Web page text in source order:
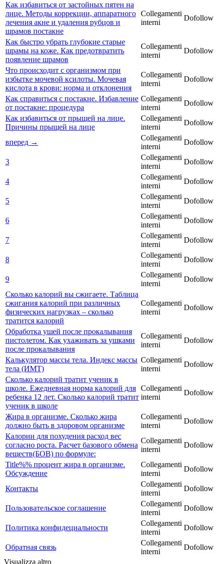
Как избавиться от застойных пятен на
лице. Методы коррекции, аппаратного
лечения акне и удаления рубцов и
шрамов постакне
Collegamenti
interni
Dofollow
Как быстро убрать глубокие старые
шрамы на коже. Как предотвратить
появление шрамов
Collegamenti
interni
Dofollow
Что происходит с организмом при
избытке мочевой ксилоты. Мочевая
кислота в крови: норма и отклонения
Collegamenti
interni
Dofollow
Как справиться с постакне. Избавление
от постакне: процедура
Collegamenti
interni
Dofollow
Как избавиться от прыщей на лице.
Причины прыщей на лице
Collegamenti
interni
Dofollow
вперед →
Collegamenti
interni
Dofollow
3
Collegamenti
interni
Dofollow
4
Collegamenti
interni
Dofollow
5
Collegamenti
interni
Dofollow
6
Collegamenti
interni
Dofollow
7
Collegamenti
interni
Dofollow
8
Collegamenti
interni
Dofollow
9
Collegamenti
interni
Dofollow
Сколько калорий вы сжигаете. Таблица
сжигания калорий при различных
физических нагрузках – сколько
тратится калорий
Collegamenti
interni
Dofollow
Обработка ушей после прокалывания
пистолетом. Как ухаживать за ушками
после прокалывания
Collegamenti
interni
Dofollow
Калькулятор массы тела. Индекс массы
тела (ИМТ)
Collegamenti
interni
Dofollow
Сколько калорий тратит ученик в
школе. Ежедневная норма калорий для
ребенка 12 лет. Сколько калорий тратит
ученик в школе
Collegamenti
interni
Dofollow
Жира в организме. Сколько жира
должно быть в здоровом организме
Collegamenti
interni
Dofollow
Калории для похудения расход вес
согласно роста. Расчет базового обмена
веществ(БОВ) по формуле:
Collegamenti
interni
Dofollow
Title%% процент жира в организме.
Обсуждение
Collegamenti
interni
Dofollow
Контакты
Collegamenti
interni
Dofollow
Пользовательское соглашение
Collegamenti
interni
Dofollow
Политика конфидециальности
Collegamenti
interni
Dofollow
Обратная связь
Collegamenti
interni
Dofollow
Visualizza altro